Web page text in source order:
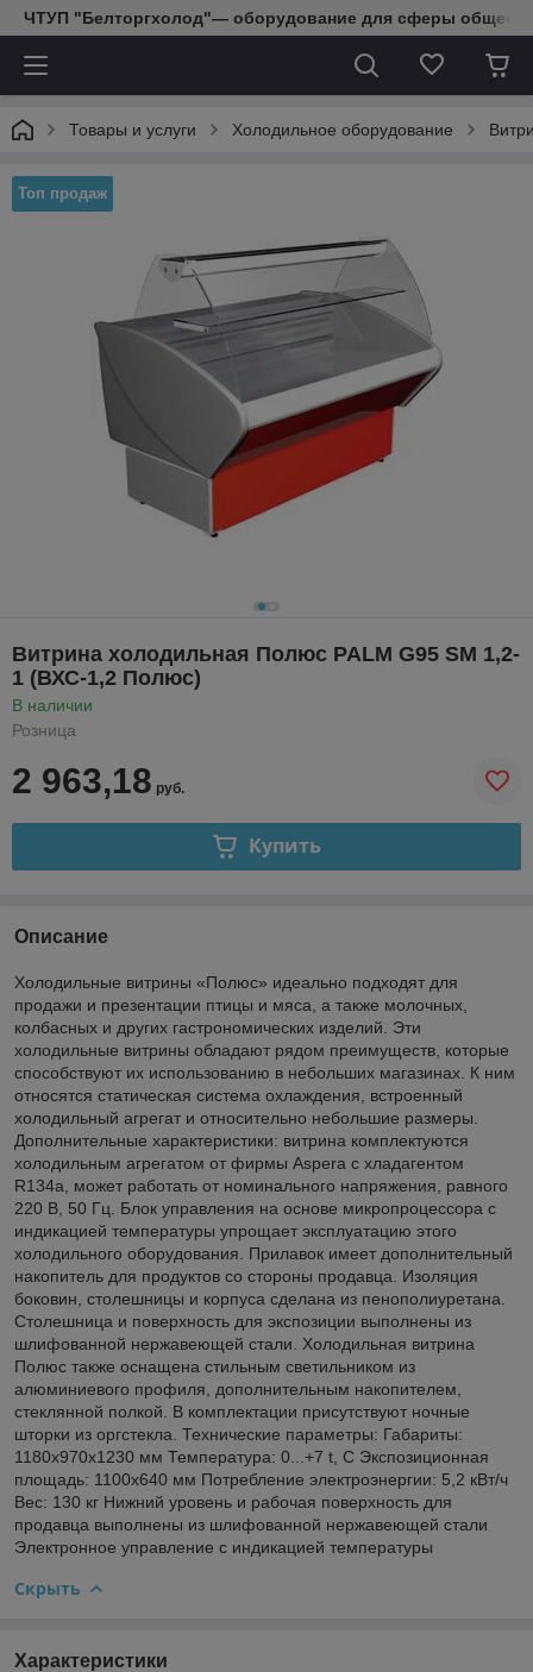
ЧТУП "Белторгхолод"— оборудование для сферы
Товары и услуги Холодильное оборудование
Топ продаж
Витрина холодильная Полюс PALM G95 SM 1,2-
1 (ВХС-1,2 Полюс)
В наличии
Розница
2 963,18 руб.
Купить
Описание
Холодильные витрины «Полюс» идеально подходят для
продажи и презентации птицы и мяса, а также молочных,
колбасных и других гастрономических изделий. Эти
холодильные витрины обладают рядом преимуществ, которые
способствуют их использованию в небольших магазинах. К ним
относятся статическая система охлаждения, встроенный
холодильный агрегат и относительно небольшие размеры.
Дополнительные характеристики: витрина комплектуются
холодильным агрегатом от фирмы Aspera с хладагентом
R134a, может работать от номинального напряжения, равного
220 В, 50 Гц. Блок управления на основе микропроцессора с
индикацией температуры упрощает эксплуатацию этого
холодильного оборудования. Прилавок имеет дополнительный
накопитель для продуктов со стороны продавца. Изоляция
боковин, столешницы и корпуса сделана из пенополиуретана.
Столешница и поверхность для экспозиции выполнены из
шлифованной нержавеющей стали. Холодильная витрина
Полюс также оснащена стильным светильником из
алюминиевого профиля, дополнительным накопителем,
стеклянной полкой. В комплектации присутствуют ночные
шторки из оргстекла. Технические параметры: Габариты:
1180х970х1230 мм Температура: 0...+7 t, C Экспозиционная
площадь: 1100х640 мм Потребление электроэнергии: 5,2 кВт/ч
Вес: 130 кг Нижний уровень и рабочая поверхность для
продавца выполнены из шлифованной нержавеющей стали
Электронное управление с индикацией температуры
Скрыть
Характеристики